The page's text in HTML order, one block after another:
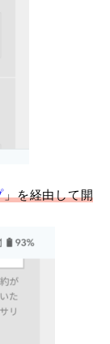
」を経由して開